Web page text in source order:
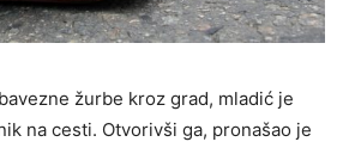
žurbe kroz grad, mladić je
na cesti. Otvorivši ga, pronašao je